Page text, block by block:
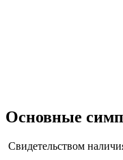
Основные
Свидетельством